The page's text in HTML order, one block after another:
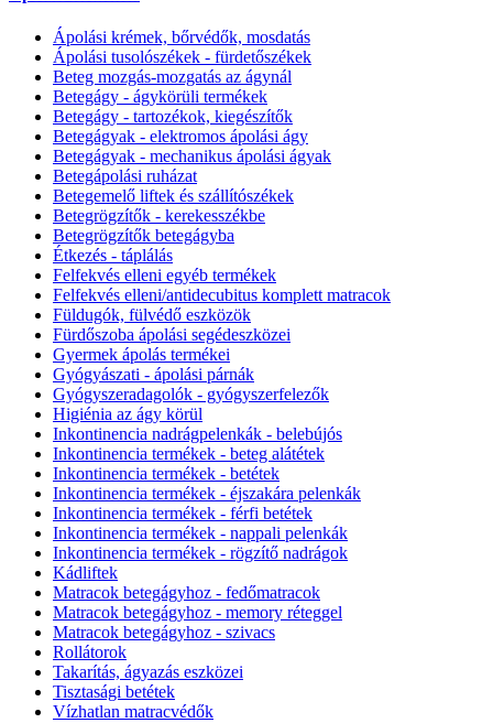
Ápolási krémek, bőrvédők, mosdatás
Ápolási tusolószékek - fürdetőszékek
Beteg mozgás-mozgatás az ágynál
Betegágy - ágykörüli termékek
Betegágy - tartozékok, kiegészítők
Betegágyak - elektromos ápolási ágy
Betegágyak - mechanikus ápolási ágyak
Betegápolási ruházat
Betegemelő liftek és szállítószékek
Betegrögzítők - kerekesszékbe
Betegrögzítők betegágyba
Étkezés - táplálás
Felfekvés elleni egyéb termékek
Felfekvés elleni/antidecubitus komplett matracok
Füldugók, fülvédő eszközök
Fürdőszoba ápolási segédeszközei
Gyermek ápolás termékei
Gyógyászati - ápolási párnák
Gyógyszeradagolók - gyógyszerfelezők
Higiénia az ágy körül
Inkontinencia nadrágpelenkák - belebújós
Inkontinencia termékek - beteg alátétek
Inkontinencia termékek - betétek
Inkontinencia termékek - éjszakára pelenkák
Inkontinencia termékek - férfi betétek
Inkontinencia termékek - nappali pelenkák
Inkontinencia termékek - rögzítő nadrágok
Kádliftek
Matracok betegágyhoz - fedőmatracok
Matracok betegágyhoz - memory réteggel
Matracok betegágyhoz - szivacs
Rollátorok
Takarítás, ágyazás eszközei
Tisztasági betétek
Vízhatlan matracvédők